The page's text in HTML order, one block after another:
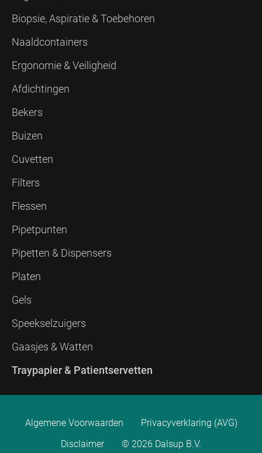
Biopsie, Aspiratie & Toebehoren
Naaldcontainers
Ergonomie & Veiligheid
Afdichtingen
Bekers
Buizen
Cuvetten
Filters
Flessen
Pipetpunten
Pipetten & Dispensers
Platen
Gels
Speekselzuigers
Gaasjes & Watten
Traypapier & Patientservetten
Algemene Voorwaarden
Privacyverklaring (AVG)
Disclaimer
© 2026 Dalsup B.V.